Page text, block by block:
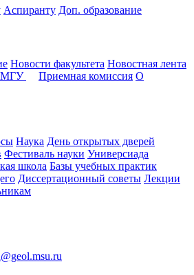
Аспиранту Доп. образование
Новости факультета Новостная лента
МГУ Приемная комиссия О
Наука День открытых дверей
Фестиваль науки Универсиада
школа Базы учебных практик
Диссертационный советы Лекции